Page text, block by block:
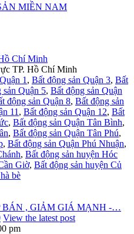
MIỀN NAM
Chí Minh
TP. Hồ Chí Minh
1 , Bất động sản Quận 3, Bất
sản Quận 5, Bất động sản Quận
động sản Quận 8, Bất động sản
11 , Bất động sản Quận 12, Bất
, Bất động sản Quận Tân Bình,
, Bất động sản Quận Tân Phú,
, Bất động sản Quận Phú Nhuận,
, Bất động sản huyện Hóc
Giờ, Bất động sản huyện Củ
bè
BÁN , GIẢM GIÁ MẠNH -…
View the latest post
pm